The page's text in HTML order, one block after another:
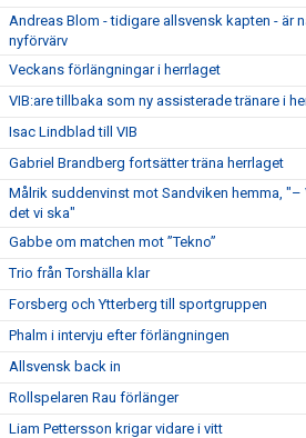
Andreas Blom - tidigare allsvensk kapten - är
nyförvärv
Veckans förlängningar i herrlaget
VIB:are tillbaka som ny assisterade tränare i
Isac Lindblad till VIB
Gabriel Brandberg fortsätter träna herrlaget
Målrik suddenvinst mot Sandviken hemma, "–
det vi ska"
Gabbe om matchen mot ”Tekno”
Trio från Torshälla klar
Forsberg och Ytterberg till sportgruppen
Phalm i intervju efter förlängningen
Allsvensk back in
Rollspelaren Rau förlänger
Liam Pettersson krigar vidare i vitt